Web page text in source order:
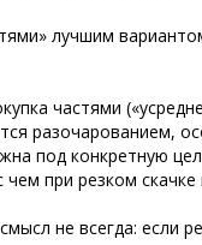
лучшим
частями
разочарованием,
под конкретную
при резком
не всегда: если